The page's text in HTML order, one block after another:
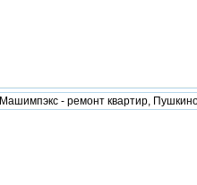
Машимпэкс - ремонт квартир,